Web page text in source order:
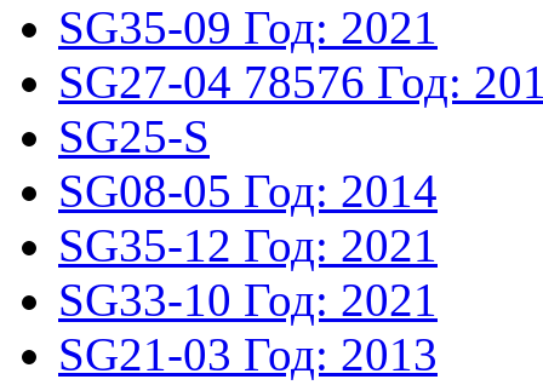
SG35-09 Год: 2021
SG27-04 78576 Год:
SG25-S
SG08-05 Год: 2014
SG35-12 Год: 2021
SG33-10 Год: 2021
SG21-03 Год: 2013